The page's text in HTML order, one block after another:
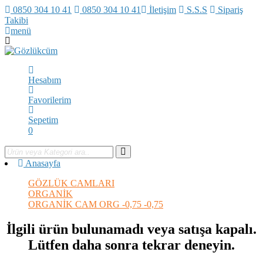
0850 304 10 41 0850 304 10 41 İletişim S.S.S
Sipariş
Takibi
menü
Hesabım
Favorilerim
Sepetim
0
Anasayfa
GÖZLÜK CAMLARI
ORGANİK
ORGANİK CAM ORG -0,75 -0,75
İlgili ürün bulunamadı veya satışa kapalı.
Lütfen daha sonra tekrar deneyin.